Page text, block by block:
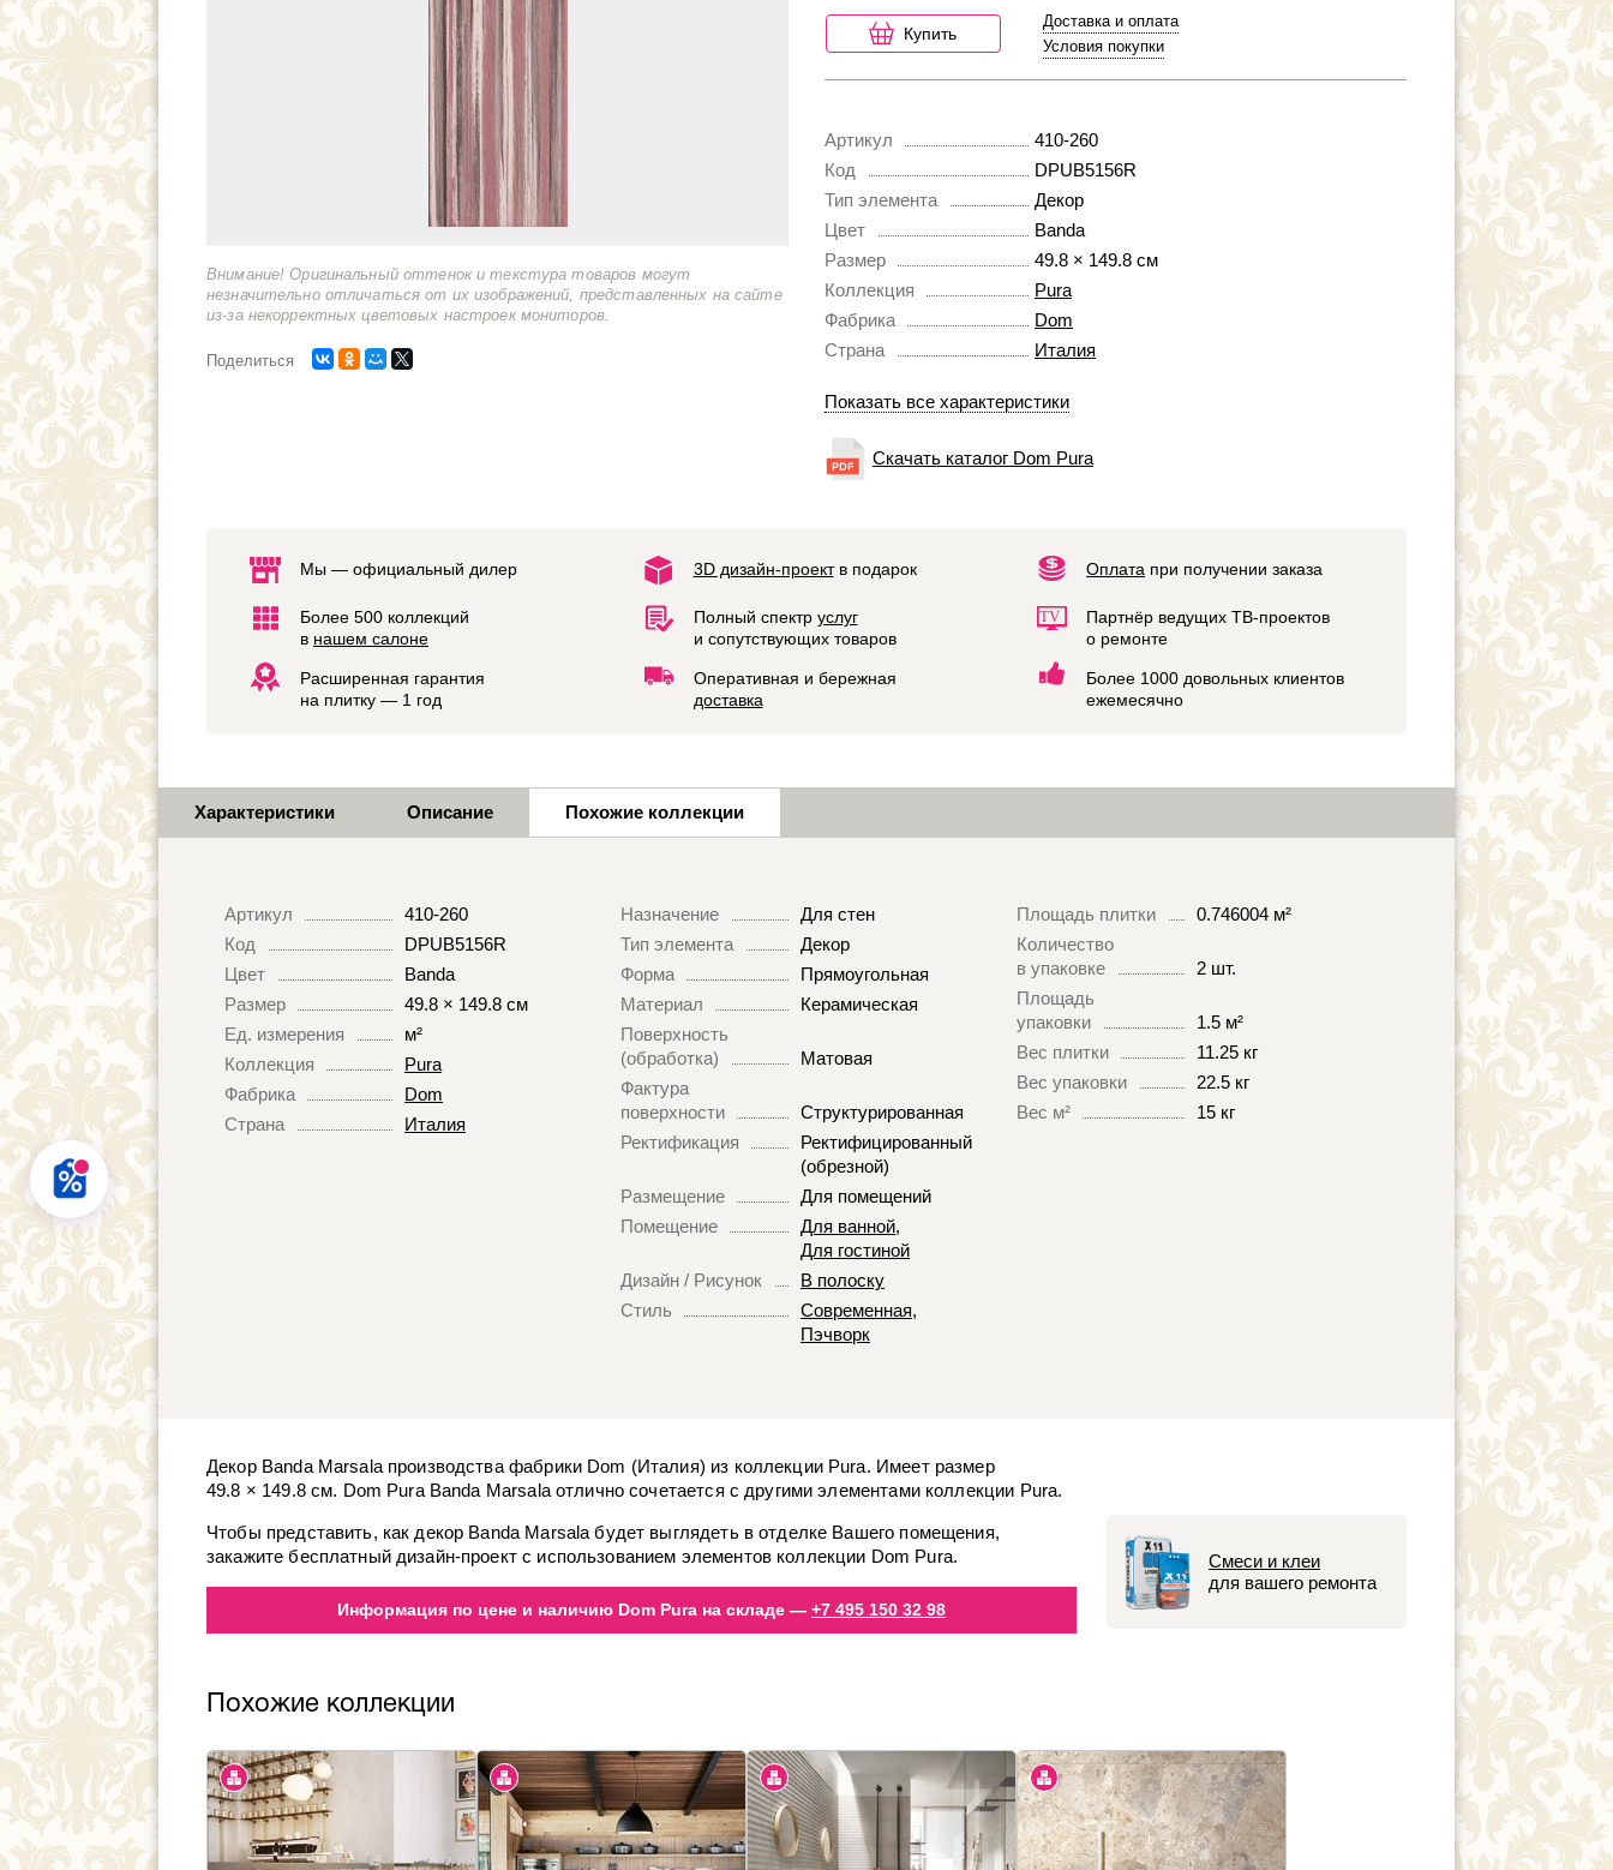
Внимание! Оригинальный оттенок и текстура товаров могут
незначительно отличаться от их изображений, представленных на сайте
из-за некорректных цветовых настроек мониторов.
Поделиться
Купить
Доставка и оплата
Условия покупки
Артикул
410-260
Код
DPUB5156R
Тип элемента
Декор
Цвет
Banda
Размер
49.8 × 149.8 см
Коллекция
Pura
Фабрика
Dom
Страна
Италия
Показать все характеристики
Скачать каталог Dom Pura
Мы — официальный дилер 3D дизайн-проектв подарок Оплата при получении заказа
Более 500 коллекций
в нашем салоне
Полный спектр услуг
и сопутствующих товаров
Партнёр ведущих ТВ-проектов
о ремонте
Расширенная гарантия
на плитку — 1 год
Оперативная и бережная
доставка
Более 1000 довольных клиентов
ежемесячно
Характеристики Описание Похожие коллекции
Артикул
410-260
Код
DPUB5156R
Цвет
Banda
Размер
49.8 × 149.8 см
Ед. измерения
м²
Коллекция
Pura
Фабрика
Dom
Страна
Италия
Назначение
Для стен
Тип элемента
Декор
Форма
Прямоугольная
Материал
Керамическая
Поверхность
(обработка)
Матовая
Фактура
поверхности
Структурированная
Ректификация
Ректифицированный
(обрезной)
Размещение
Для помещений
Помещение
Для ванной,
Для гостиной
Дизайн / Рисунок
В полоску
Стиль
Современная,
Пэчворк
Площадь плитки
0.746004 м²
Количество
в упаковке
2 шт.
Площадь
упаковки
1.5 м²
Вес плитки
11.25 кг
Вес упаковки
22.5 кг
Вес м²
15 кг
Смеси и клеи
для вашего ремонта
Декор Banda Marsala производства фабрики Dom (Италия) из коллекции Pura. Имеет размер
49.8 × 149.8 см. Dom Pura Banda Marsala отлично сочетается с другими элементами коллекции Pura.
Чтобы представить, как декор Banda Marsala будет выглядеть в отделке Вашего помещения,
закажите бесплатный дизайн-проект с использованием элементов коллекции Dom Pura.
Информация по цене и наличию Dom Pura на складе — +7 495 150 32 98
Похожие коллекции